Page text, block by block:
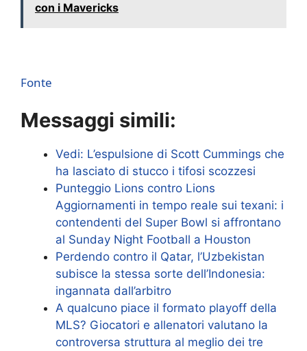
con i Mavericks
Fonte
Messaggi simili:
Vedi: L’espulsione di Scott Cummings che
ha lasciato di stucco i tifosi scozzesi
Punteggio Lions contro Lions
Aggiornamenti in tempo reale sui texani: i
contendenti del Super Bowl si affrontano
al Sunday Night Football a Houston
Perdendo contro il Qatar, l’Uzbekistan
subisce la stessa sorte dell’Indonesia:
ingannata dall’arbitro
A qualcuno piace il formato playoff della
MLS? Giocatori e allenatori valutano la
controversa struttura al meglio dei tre